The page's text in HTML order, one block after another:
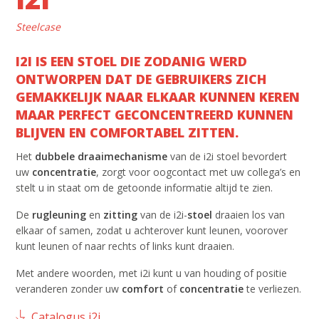
Steelcase
I2I IS EEN STOEL DIE ZODANIG WERD
ONTWORPEN DAT DE GEBRUIKERS ZICH
GEMAKKELIJK NAAR ELKAAR KUNNEN KEREN
MAAR PERFECT GECONCENTREERD KUNNEN
BLIJVEN EN COMFORTABEL ZITTEN.
Het dubbele draaimechanisme van de i2i stoel bevordert
uw concentratie, zorgt voor oogcontact met uw collega’s en
stelt u in staat om de getoonde informatie altijd te zien.
De rugleuning en zitting van de i2i-stoel draaien los van
elkaar of samen, zodat u achterover kunt leunen, voorover
kunt leunen of naar rechts of links kunt draaien.
Met andere woorden, met i2i kunt u van houding of positie
veranderen zonder uw comfort of concentratiete verliezen.